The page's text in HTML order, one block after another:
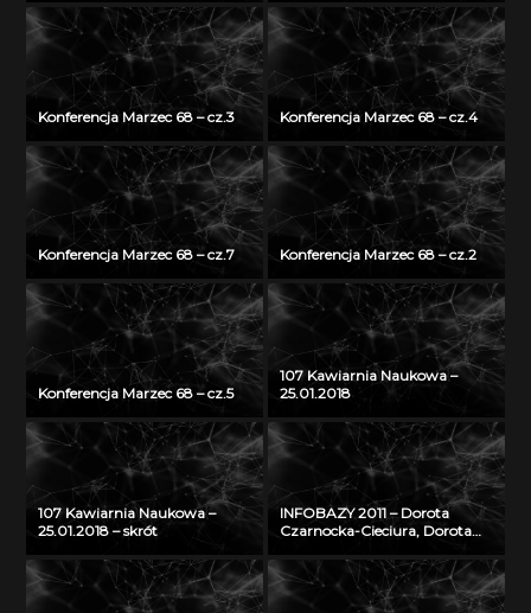
Konferencja Marzec 68 – cz.3 Konferencja Marzec 68 – cz.4
Konferencja Marzec 68 – cz.7 Konferencja Marzec 68 – cz.2
Konferencja Marzec 68 – cz.5
107 Kawiarnia Naukowa –
25.01.2018
107 Kawiarnia Naukowa –
25.01.2018 – skrót
INFOBAZY 2011 – Dorota
Czarnocka-Cieciura, Dorota
Repozytorium Cyfrowe
Instytutów Naukowych – coś
więcej niż Biblioteka Cyfrowa